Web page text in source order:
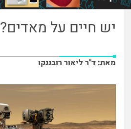
יש חיים על מאדים?
מאת: ד"ר ליאור רובננקו